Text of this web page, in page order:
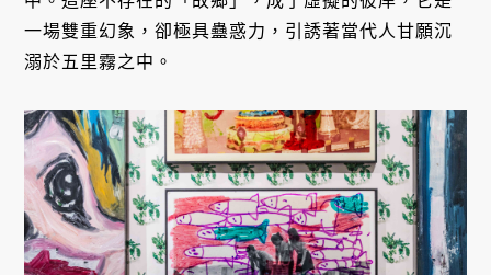
一場雙重幻象，卻極具蠱惑力，引誘著當代人甘願沉
溺於五里霧之中。